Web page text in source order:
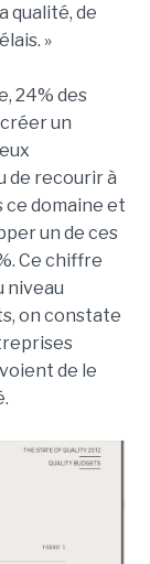
qualité, de
»
24% des
un
de recourir à
ce domaine et
un de ces
Ce chiffre
niveau
on constate
de le